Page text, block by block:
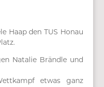
Haap den TUS Honau
Natalie Brändle und
etwas ganz